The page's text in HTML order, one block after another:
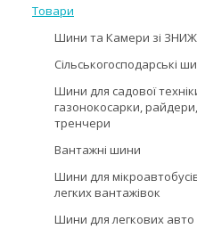
Товари
Шини та Камери зі
Сільськогосподарські
Шини для садової
газонокосарки, райдери,
тренчери
Вантажні шини
Шини для
легких вантажівок
Шини для легкових авто